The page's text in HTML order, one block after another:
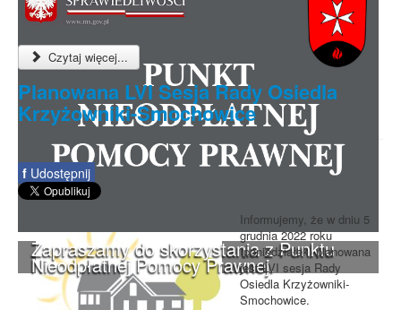
Zapraszamy do skorzystania z Punktu
Nieodpłatnej Pomocy Prawnej.
Czytaj więcej...
Planowana LVI Sesja Rady Osiedla
Krzyżowniki-Smochowice
f Udostępnij
Informujemy, że w dniu 5
grudnia 2022 roku
(poniedziałek) planowana
jest LVI sesja Rady
Osiedla Krzyżowniki-
Smochowice.